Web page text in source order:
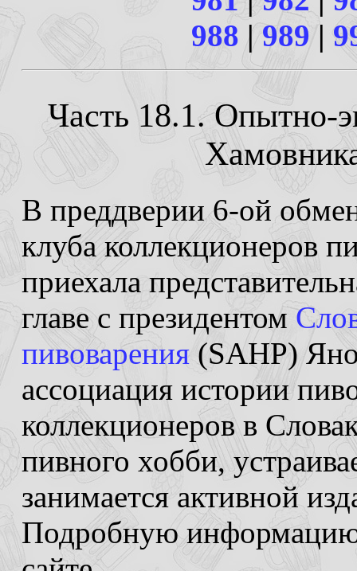
988 |989 |
Часть 18.1. Опытно-
В преддверии 6-ой
клуба коллекционеров
приехала
главе с президентом
пивоварения (SAHP)
ассоциация истории
коллекционеров в
пивного хобби,
занимается активной
Подробную